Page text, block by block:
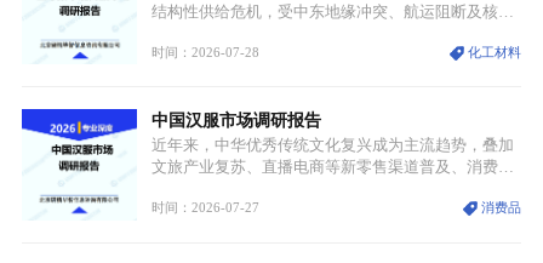
结构性供给危机，受中东地缘冲突、航运阻断及核心
停产，行业长期维持寡头垄断的供应链格局彻底瓦
价无市”的供给真空，并沿高频覆铜板、PCB电路板向
AI服务器、5G基站等高端电子终端持续传导，全产业
链生产、成本、交付均承受巨大压力。
时间：2026-07-28 化工材料
中国汉服市场调研报告
近年来，中华优秀传统文化复兴成为主流趋势，叠加
文旅产业复苏、直播电商等新零售渠道普及、消费群
服不再局限于传统节日、古风活动等小众场景，逐步
时间：2026-07-27 消费品